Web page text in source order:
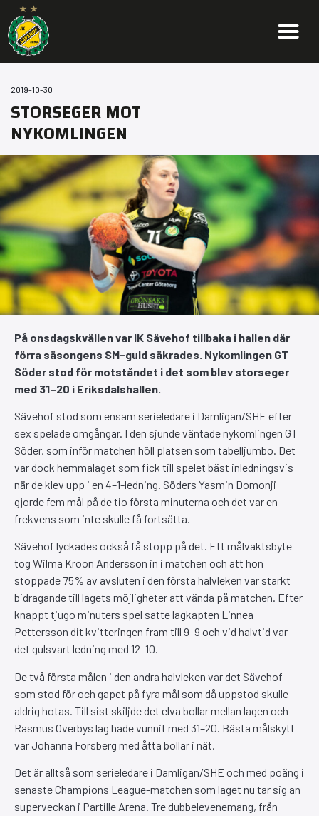
2019-10-30
STORSEGER MOT
NYKOMLINGEN
På onsdagskvällen var IK Sävehof tillbaka i hallen där
förra säsongens SM-guld säkrades. Nykomlingen GT
Söder stod för motståndet i det som blev storseger
med 31–20 i Eriksdalshallen.
Sävehof stod som ensam serieledare i Damligan/SHE efter
sex spelade omgångar. I den sjunde väntade nykomlingen GT
Söder, som inför matchen höll platsen som tabelljumbo. Det
var dock hemmalaget som fick till spelet bäst inledningsvis
när de klev upp i en 4–1-ledning. Söders Yasmin Domonji
gjorde fem mål på de tio första minuterna och det var en
frekvens som inte skulle få fortsätta.
Sävehof lyckades också få stopp på det. Ett målvaktsbyte
tog Wilma Kroon Andersson in i matchen och att hon
stoppade 75% av avsluten i den första halvleken var starkt
bidragande till lagets möjligheter att vända på matchen. Efter
knappt tjugo minuters spel satte lagkapten Linnea
Pettersson dit kvitteringen fram till 9–9 och vid halvtid var
det gulsvart ledning med 12–10.
De två första målen i den andra halvleken var det Sävehof
som stod för och gapet på fyra mål som då uppstod skulle
aldrig hotas. Till sist skiljde det elva bollar mellan lagen och
Rasmus Overbys lag hade vunnit med 31–20. Bästa målskytt
var Johanna Forsberg med åtta bollar i nät.
Det är alltså som serieledare i Damligan/SHE och med poäng i
senaste Champions League-matchen som laget nu tar sig an
superveckan i Partille Arena. Tre dubbelevenemang, från